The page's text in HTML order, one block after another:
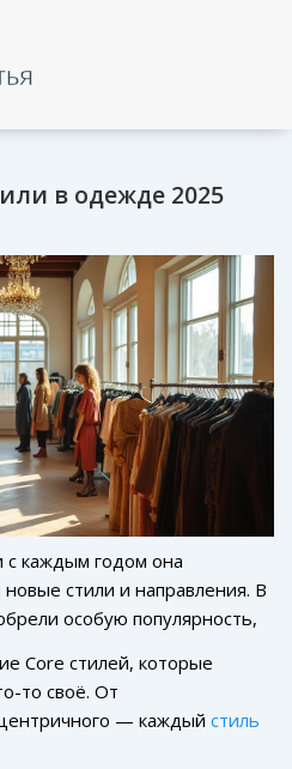
в одежде 2025
с каждым годом она
стили и направления. В
особую популярность,
одежда, это способ
нахождение себя через
Core стилей, которые
то своё. От
— каждый стиль